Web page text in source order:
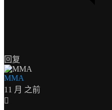
回复
MMA
11 月 之前